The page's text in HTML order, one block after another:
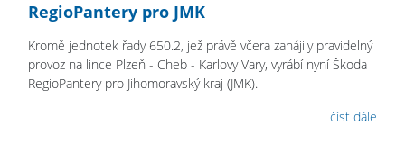
RegioPantery pro JMK
Kromě jednotek řady 650.2, jež právě včera zahájily pravidelný
provoz na lince Plzeň - Cheb - Karlovy Vary, vyrábí nyní Škoda i
RegioPantery pro Jihomoravský kraj (JMK).
číst dále